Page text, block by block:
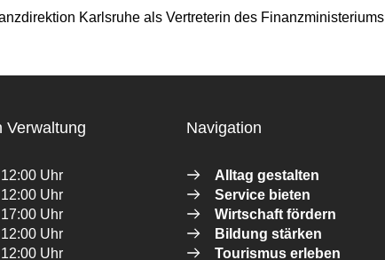
Karlsruhe als Vertreterin des
Verwaltung
Uhr
Uhr
Uhr
Uhr
Uhr
Navigation
Alltag gestalten
Service bieten
Wirtschaft fördern
Bildung stärken
Tourismus erleben